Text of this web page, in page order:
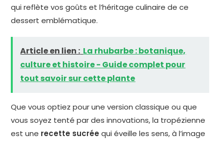
qui reflète vos goûts et l’héritage culinaire de ce
dessert emblématique.
Article en lien : La rhubarbe : botanique,
culture et histoire - Guide complet pour
tout savoir sur cette plante
Que vous optiez pour une version classique ou que
vous soyez tenté par des innovations, la tropézienne
est une recette sucrée qui éveille les sens, à l’image